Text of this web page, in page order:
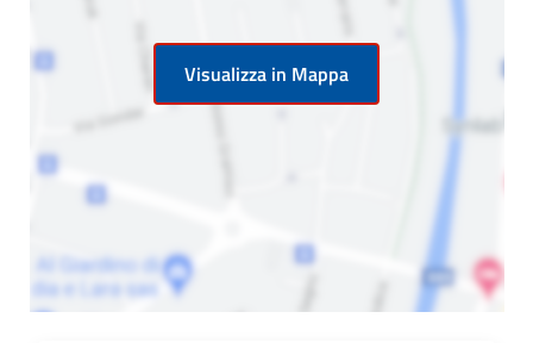
Visualizza in Mappa